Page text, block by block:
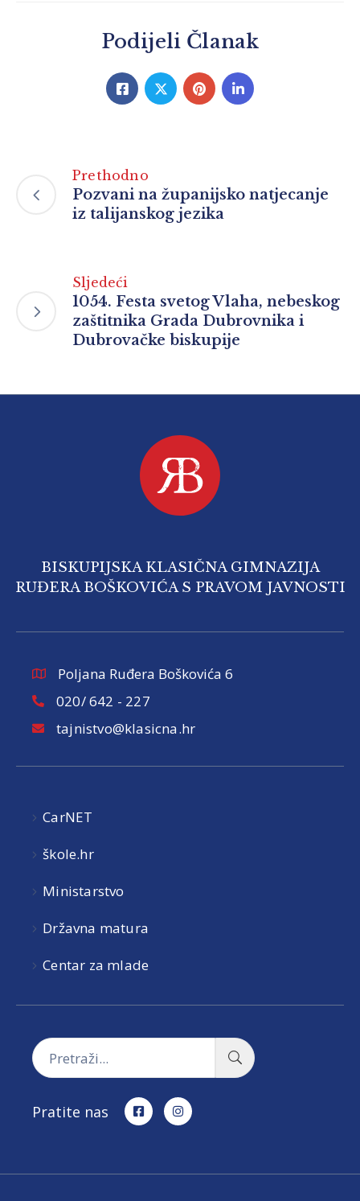
Podijeli Članak
Prethodno
Pozvani na županijsko natjecanje
iz talijanskog jezika
Sljedeći
1054. Festa svetog Vlaha, nebeskog
zaštitnika Grada Dubrovnika i
Dubrovačke biskupije
BISKUPIJSKA KLASIČNA GIMNAZIJA
RUĐERA BOŠKOVIĆA S PRAVOM JAVNOSTI
Poljana Ruđera Boškovića 6
020/ 642 - 227
tajnistvo@klasicna.hr
CarNET
škole.hr
Ministarstvo
Državna matura
Centar za mlade
Pratite nas